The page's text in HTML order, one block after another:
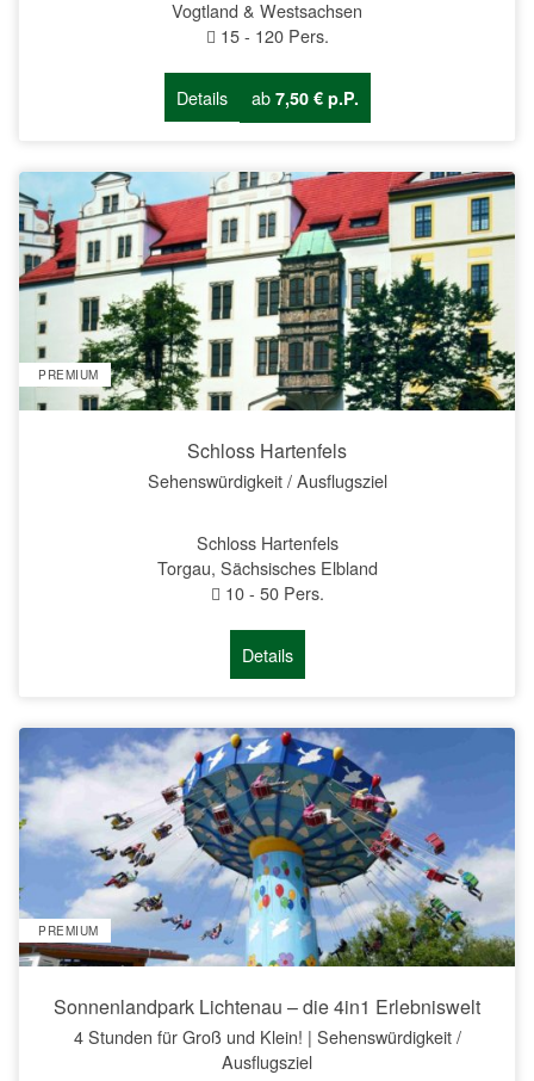
Vogtland & Westsachsen
15- 120Pers.
Details ab 7,50 € p.P.
PREMIUM
Schloss Hartenfels
Sehenswürdigkeit / Ausflugsziel
Schloss Hartenfels
Torgau, Sächsisches Elbland
10- 50Pers.
Details
PREMIUM
Sonnenlandpark Lichtenau – die 4in1 Erlebniswelt
4 Stunden für Groß und Klein! | Sehenswürdigkeit /
Ausflugsziel